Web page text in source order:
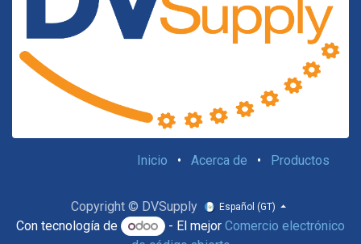
Inicio • Acerca de • Productos
Copyright © DVSupply Español (GT)
Con tecnología de - El mejor Comercio electrónico